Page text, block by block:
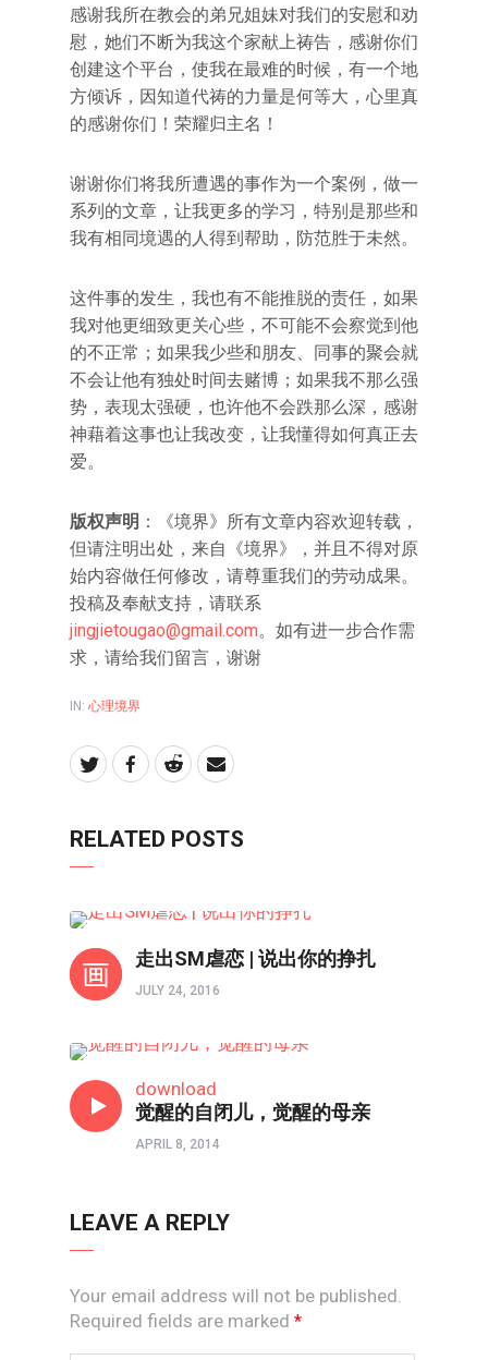
感谢我所在教会的弟兄姐妹对我们的安慰和劝
慰，她们不断为我这个家献上祷告，感谢你们
创建这个平台，使我在最难的时候，有一个地
方倾诉，因知道代祷的力量是何等大，心里真
的感谢你们！荣耀归主名！
谢谢你们将我所遭遇的事作为一个案例，做一
系列的文章，让我更多的学习，特别是那些和
我有相同境遇的人得到帮助，防范胜于未然。
这件事的发生，我也有不能推脱的责任，如果
我对他更细致更关心些，不可能不会察觉到他
的不正常；如果我少些和朋友、同事的聚会就
不会让他有独处时间去赌博；如果我不那么强
势，表现太强硬，也许他不会跌那么深，感谢
神藉着这事也让我改变，让我懂得如何真正去
爱。
版权声明 ：《境界》所有文章内容欢迎转载，
但请注明出处，来自《境界》，并且不得对原
始内容做任何修改，请尊重我们的劳动成果。
投稿及奉献支持，请联系
jingjietougao@gmail.com。如有进一步合作需
求，请给我们留言，谢谢
IN: 心理境界
RELATED POSTS
走出SM虐恋 | 说出你的挣扎
JULY 24, 2016
download
觉醒的自闭儿，觉醒的母亲
APRIL 8, 2014
LEAVE A REPLY
Your email address will not be published.
Required fields are marked *